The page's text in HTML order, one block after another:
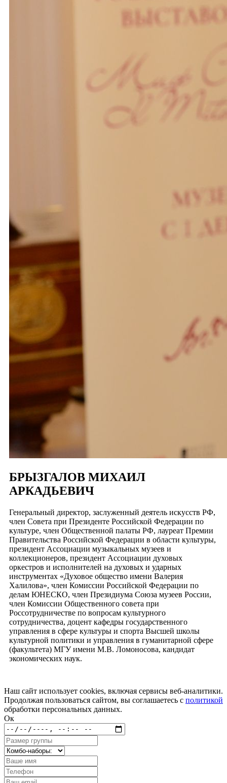
БРЫЗГАЛОВ МИХАИЛ
АРКАДЬЕВИЧ
Генеральный директор, заслуженный деятель искусств РФ,
член Совета при Президенте Российской Федерации по
культуре, член Общественной палаты РФ, лауреат Премии
Правительства Российской Федерации в области культуры,
президент Ассоциации музыкальных музеев и
коллекционеров, президент Ассоциации духовых
оркестров и исполнителей на духовых и ударных
инструментах «Духовое общество имени Валерия
Халилова», член Комиссии Российской Федерации по
делам ЮНЕСКО, член Президиума Союза музеев России,
член Комиссии Общественного совета при
Россотрудничестве по вопросам культурного
сотрудничества, доцент кафедры государственного
управления в сфере культуры и спорта Высшей школы
культурной политики и управления в гуманитарной сфере
(факультета) МГУ имени М.В. Ломоносова, кандидат
экономических наук.
Наш сайт использует cookies, включая сервисы веб-аналитики.
Продолжая пользоваться сайтом, вы соглашаетесь с политикой
обработки персональных данных.
Ок